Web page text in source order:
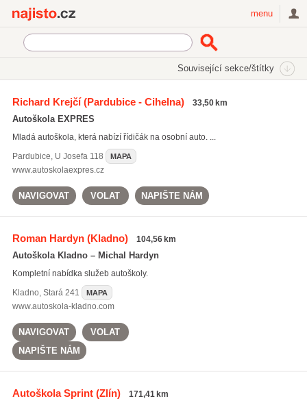
menu
Související sekce/štítky
kondiční jízdy(665)
školení řidičů referentů(846)
Richard Krejčí(Pardubice - Cihelna) 33,50 km
Autoškola EXPRES
Mladá autoškola, která nabízí řídičák na osobní auto. ...
Pardubice, U Josefa 118 MAPA
www.autoskolaexpres.cz
NAVIGOVAT VOLAT NAPIŠTE NÁM
Roman Hardyn(Kladno) 104,56 km
Autoškola Kladno – Michal Hardyn
Kompletní nabídka služeb autoškoly.
Kladno, Stará 241 MAPA
www.autoskola-kladno.com
NAVIGOVAT
VOLAT
NAPIŠTE NÁM
Autoškola Sprint(Zlín) 171,41 km